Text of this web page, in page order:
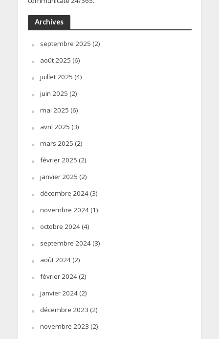
Archives
septembre 2025 (2)
août 2025 (6)
juillet 2025 (4)
juin 2025 (2)
mai 2025 (6)
avril 2025 (3)
mars 2025 (2)
février 2025 (2)
janvier 2025 (2)
décembre 2024(3)
novembre 2024(1)
octobre 2024(4)
septembre 2024(3)
août 2024(2)
février 2024(2)
janvier 2024(2)
décembre 2023 (2)
novembre 2023 (2)